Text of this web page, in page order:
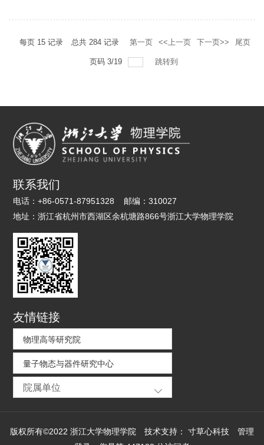
国英女士、物理学院的党委书记颜鹂老师、副书记邹安川老师
等进行了深入的交流，并表达了对大家的美好祝愿。沙龙活动
同学们一见面攀谈就洋溢出浓浓的情谊，没有陌生感，也不需
们纷纷感叹物理学院近些年高速发展的成就，并对未来充满期
望！结束后，大家参观了学院新大楼，在一楼的历届毕业生照
片墙上找寻到自己身影时，脸上露出纯真的喜悦！今日一聚实
属不易，祝各位校友们幸福安康，初心不改。
程、报告讲座、项目展示等部分，为同学们带来了难忘的交流
体验。 一、机器学习入门，领航人工智能 此次的“机器学
练、预测、再优化，也了解和掌握了一些机器学习算法，并且
对神经网络算法有了一些初步的认识。本次的课程包括讲座和
研讨班两种授课方式。讲座部分老师带领同学们回顾了机器学
习的发展历史，介绍了机器学习算法的原理知识；研讨班部
分，同学们学习了python语言的相关知识，了解了机器学习
学习聚类的K均值算法、Hierarchical算法，降维的主成分分析
（PCA）算法等等。两位老师的倾情教导让同学们对机器学习
有了更加深入的了解，也激发了同学们深入了解的兴趣。两周
的学习时间虽然短暂，但是同学们的收获与进步确是巨大的。
二、宇宙尽现眼前，卫星不再遥远 此次的“空间技术基
础”（Space Technologies: Fundamentals）课程有条理地带
领同学们走近航天的奥秘和技术，内容从最基本的宇宙学原理
出发，到激光技术、无线电通讯频率和准则，再到微纳卫星的
电子电路、新型材料等设计理论和原则等。十几位老师的倾情
教学让同学们从线上也能领略到现代航天技术发展的迅速，感
受到航天技术离我们并不遥远。课程的最后，同学们都进行了
幕。三、探索北国言语，领略异域风情 为期两周的“俄罗斯
每页 15 记录 总共 284 记录 第一页 <<上一页 下一页>> 尾页
页码 3/19 跳转到
联系我们
电话：+86-0571-87951328 邮编：310027
地址：浙江省杭州市西湖区余杭塘路866号浙江大学物理学院
友情链接
物理高等研究院
量子物态与器件研究中心
院属单位
版权所有©2022 浙江大学物理学院 技术支持： 寸草心科技
管理